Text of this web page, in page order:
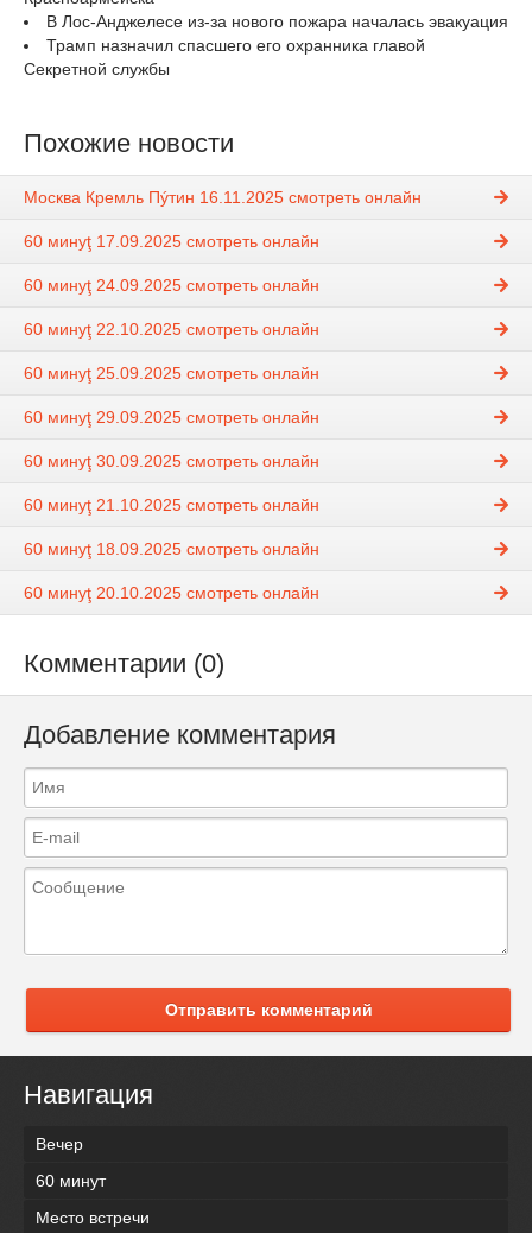
В Лос-Анджелесе из-за нового пожара началась эвакуация
Трамп назначил спасшего его охранника главой
Секретной службы
Похожие новости
Москва Кремль Пýтин 16.11.2025 смотреть онлайн
60 минуţ 17.09.2025 смотреть онлайн
60 минуţ 24.09.2025 смотреть онлайн
60 минуţ 22.10.2025 смотреть онлайн
60 минуţ 25.09.2025 смотреть онлайн
60 минуţ 29.09.2025 смотреть онлайн
60 минуţ 30.09.2025 смотреть онлайн
60 минуţ 21.10.2025 смотреть онлайн
60 минуţ 18.09.2025 смотреть онлайн
60 минуţ 20.10.2025 смотреть онлайн
Комментарии (0)
Добавление комментария
Отправить комментарий
Навигация
Вечер
60 минут
Место встречи